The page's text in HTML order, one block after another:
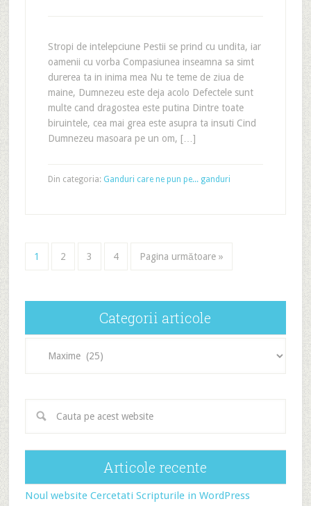
Stropi de intelepciune Pestii se prind cu undita, iar
oamenii cu vorba Compasiunea inseamna sa simt
durerea ta in inima mea Nu te teme de ziua de
maine, Dumnezeu este deja acolo Defectele sunt
multe cand dragostea este putina Dintre toate
biruintele, cea mai grea este asupra ta insuti Cind
Dumnezeu masoara pe un om, […]
Din categoria: Ganduri care ne pun pe... ganduri
1 2 3 4 Pagina următoare »
Categorii articole
articole
Articole recente
Noul website Cercetati Scripturile in WordPress